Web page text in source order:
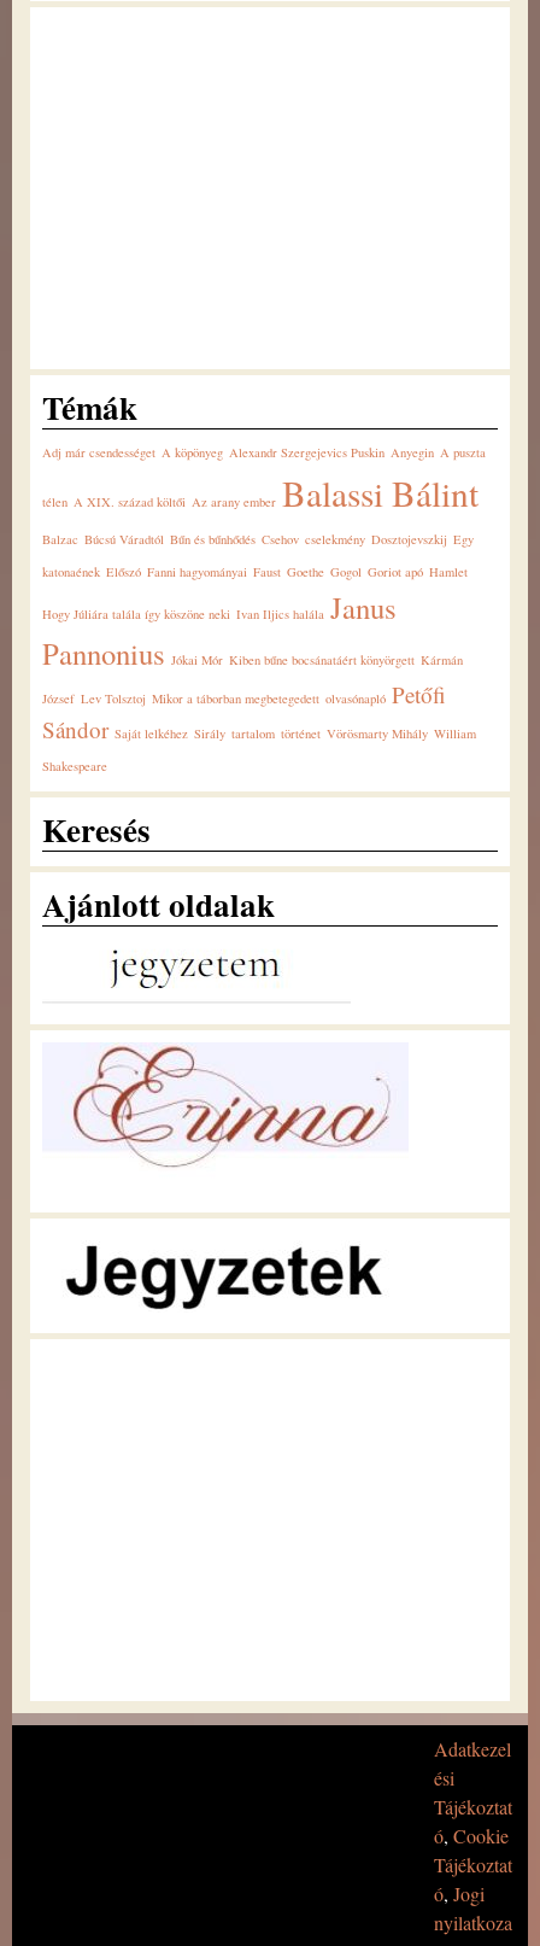
Témák
Adj már csendességet A köpönyeg Alexandr Szergejevics Puskin Anyegin A puszta
télen A XIX. század költői Az arany ember Balassi Bálint
Balzac Búcsú Váradtól Bűn és bűnhődés Csehov cselekmény Dosztojevszkij Egy
katonaének Előszó Fanni hagyományai Faust Goethe Gogol Goriot apó Hamlet
Hogy Júliára talála így köszöne neki Ivan Iljics halála Janus
Pannonius Jókai Mór Kiben bűne bocsánatáért könyörgett Kármán
József Lev Tolsztoj Mikor a táborban megbetegedett olvasónapló Petőfi
Sándor Saját lelkéhez Sirály tartalom történet Vörösmarty Mihály William
Shakespeare
Keresés
Ajánlott oldalak
Adatkezel
ési
Tájékoztat
ó, Cookie
Tájékoztat
ó, Jogi
nyilatkoza